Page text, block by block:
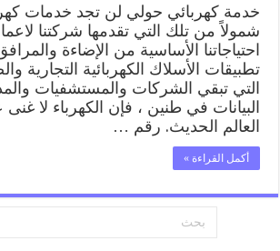
خدمة كهربائي حولي لن تجد خدمات
شمولاً من تلك التي تقدمها شركتنا
احتياجاتنا الأساسية من الإضاءة
تطبيقات الأسلاك الكهربائية التجارية
التي تبقي الشركات والمستشفيات
البيانات في طنين ، فإن الكهرباء لا غنى
العالم الحديث. رقم …
أكمل القراءة »